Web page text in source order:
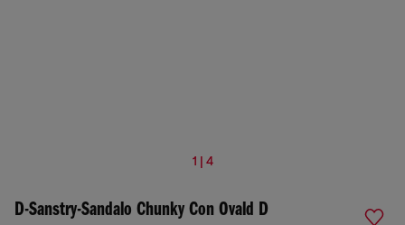
1 | 4
D-Sanstry-Sandalo Chunky Con Ovald D